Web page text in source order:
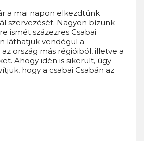
a mai napon elkezdtünk
szervezését. Nagyon bízunk
ismét százezres Csabai
láthatjuk vendégül a
ország más régióiból, illetve a
Ahogy idén is sikerült, úgy
hogy a csabai Csabán az